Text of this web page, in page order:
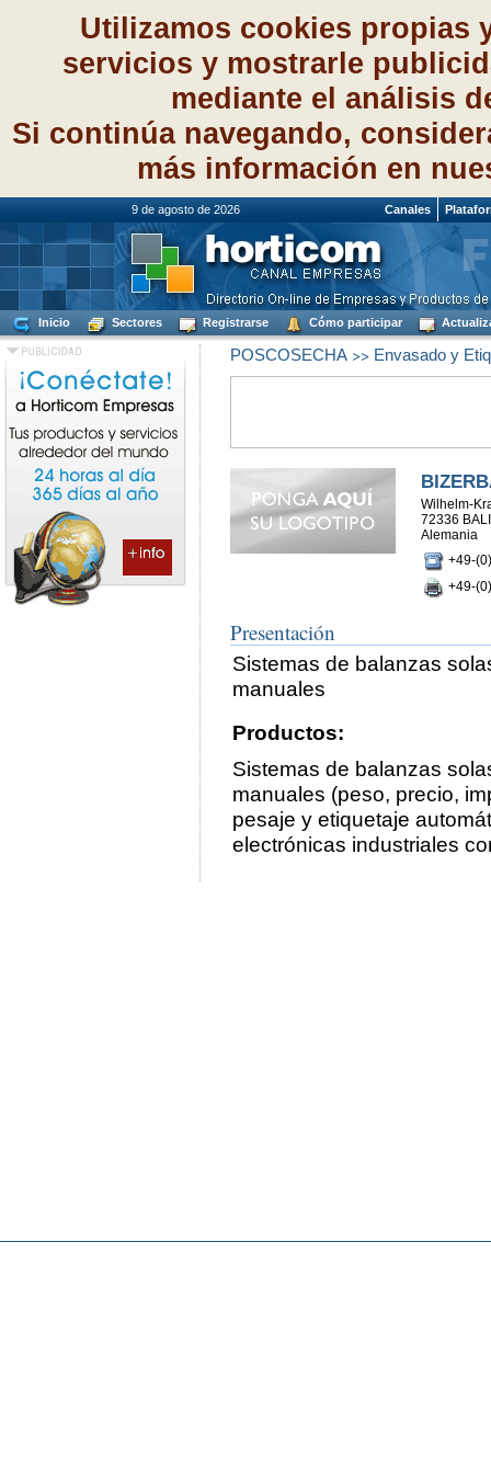
Utilizamos cookies propias
servicios y mostrarle
mediante el análisis
Si continúa navegando,
más información en
9 de agosto de 2026 Canales
Inicio Sectores Registrarse Cómo participar
POSCOSECHA>> Envasado y
Wilhelm-
72336
Alemania
+49-
+49-
Presentación
Sistemas de balanzas
manuales
Productos:
Sistemas de balanzas
manuales (peso, precio,
pesaje y etiquetaje
electrónicas industriales